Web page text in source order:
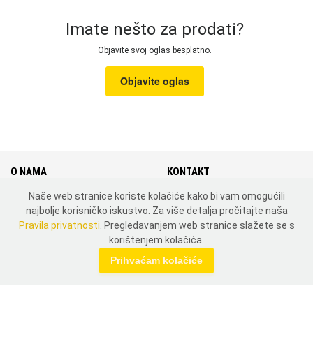
Imate nešto za prodati?
Objavite svoj oglas besplatno.
Objavite oglas
O NAMA
Cjenik
Uvjeti i pravila korištenja
Pravila privatnosti
KONTAKT
Kontakt
Mapa weba
Zemlje
Naše web stranice koriste kolačiće kako bi vam omogućili
najbolje korisničko iskustvo. Za više detalja pročitajte naša
Pravila privatnosti . Pregledavanjem web stranice slažete se s
korištenjem kolačića.
Prihvaćam kolačiće